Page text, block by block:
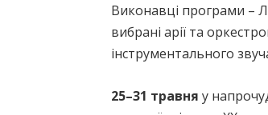
Виконавці програми –
вибрані арії та
інструментального
25–31 травня у